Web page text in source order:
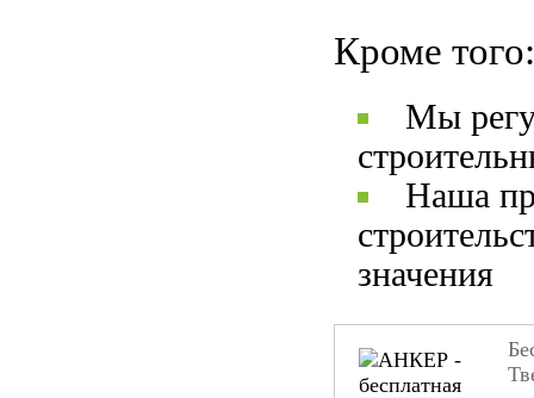
Кроме того:
Мы
Наша
значения